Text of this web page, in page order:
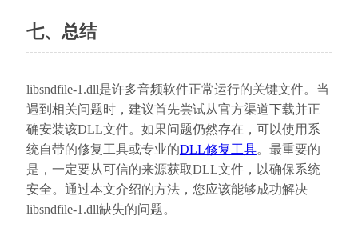
七、总结
libsndfile-1.dll是许多音频软件正常运行的关键文件。当
遇到相关问题时，建议首先尝试从官方渠道下载并正
确安装该DLL文件。如果问题仍然存在，可以使用系
统自带的修复工具或专业的DLL修复工具。最重要的
是，一定要从可信的来源获取DLL文件，以确保系统
安全。通过本文介绍的方法，您应该能够成功解决
libsndfile-1.dll缺失的问题。